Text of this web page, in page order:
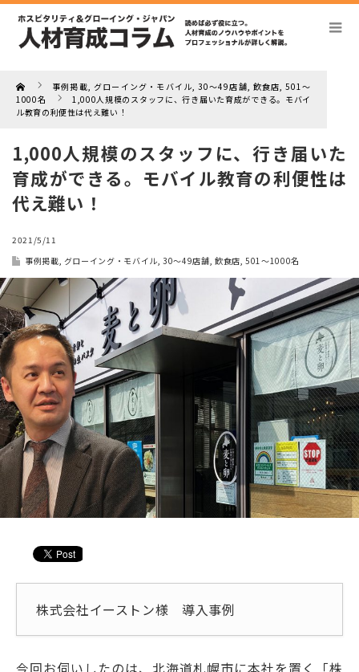
Home 事例掲載, グローイング・モバイル, 30～49店舗, 飲食店, 501～
1000名
1,000人規模のスタッフに、行き届いた育成ができる。モバイ
ル教育の利便性は代え難い！
1,000人規模のスタッフに、行き届いた
育成ができる。モバイル教育の利便性は
代え難い！
2021/5/11
事例掲載, グローイング・モバイル,30～49店舗, 飲食店,501～1000名
株式会社イーストン様 導入事例
今回お伺いしたのは、北海道札幌市に本社を置く「株